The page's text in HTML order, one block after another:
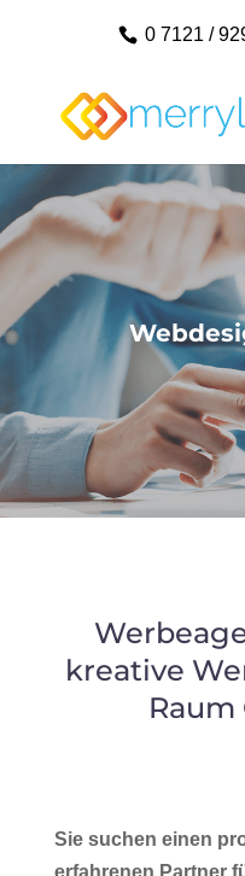
0 7121 /
kreative
Raum
Sie suchen einen
erfahrenen Partner